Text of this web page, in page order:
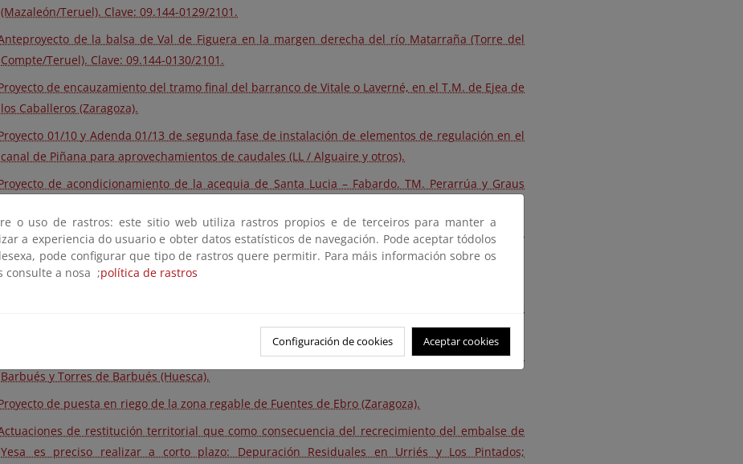
(Mazaleón/Teruel). Clave: 09.144-0129/2101.
de la balsa de Val de Figuera en la margen derecha del río Matarraña (Torre del
Compte/Teruel). Clave: 09.144-0130/2101.
de encauzamiento del tramo final del barranco de Vitale o Laverné, en el T.M. de Ejea de
los Caballeros (Zaragoza).
01/10 y Adenda 01/13 de segunda fase de instalación de elementos de regulación en el
canal de Piñana para aprovechamientos de caudales (LL / Alguaire y otros).
de acondicionamiento de la acequia de Santa Lucia – Fabardo. TM. Perarrúa y Graus
de balsas laterales de la acequia de Ontiñena zona regable de Monegros II.
(Hu/Ontiñena).
de la acequia de La Almolda, zona regable de Monegros II (Zg/La Almolda).
Proyecto de modernización y regulación integral del canal del Flumen, TT.MM. Sangarrén,
Barbués y Torres de Barbués (Huesca).
de puesta en riego de la zona regable de Fuentes de Ebro (Zaragoza).
de restitución territorial que como consecuencia del recrecimiento del embalse de
Yesa es preciso realizar a corto plazo: Depuración Residuales en Urriés y Los Pintados;
o uso de rastros: este sitio web utiliza rastros propios e de terceiros para manter a
a experiencia do usuario e obter datos estatísticos de navegación. Pode aceptar tódolos
pode configurar que tipo de rastros quere permitir. Para máis información sobre os
consulte a nosa ;política de rastros
Configuración de cookies Aceptar cookies